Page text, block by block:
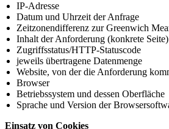
IP-Adresse
Datum und Uhrzeit der Anfrage
Zeitzonendifferenz zur Greenwich
Inhalt der Anforderung (konkrete Seite)
Zugriffsstatus/HTTP-Statuscode
jeweils übertragene Datenmenge
Website, von der die Anforderung
Browser
Betriebssystem und dessen Oberfläche
Sprache und Version der
Einsatz von Cookies